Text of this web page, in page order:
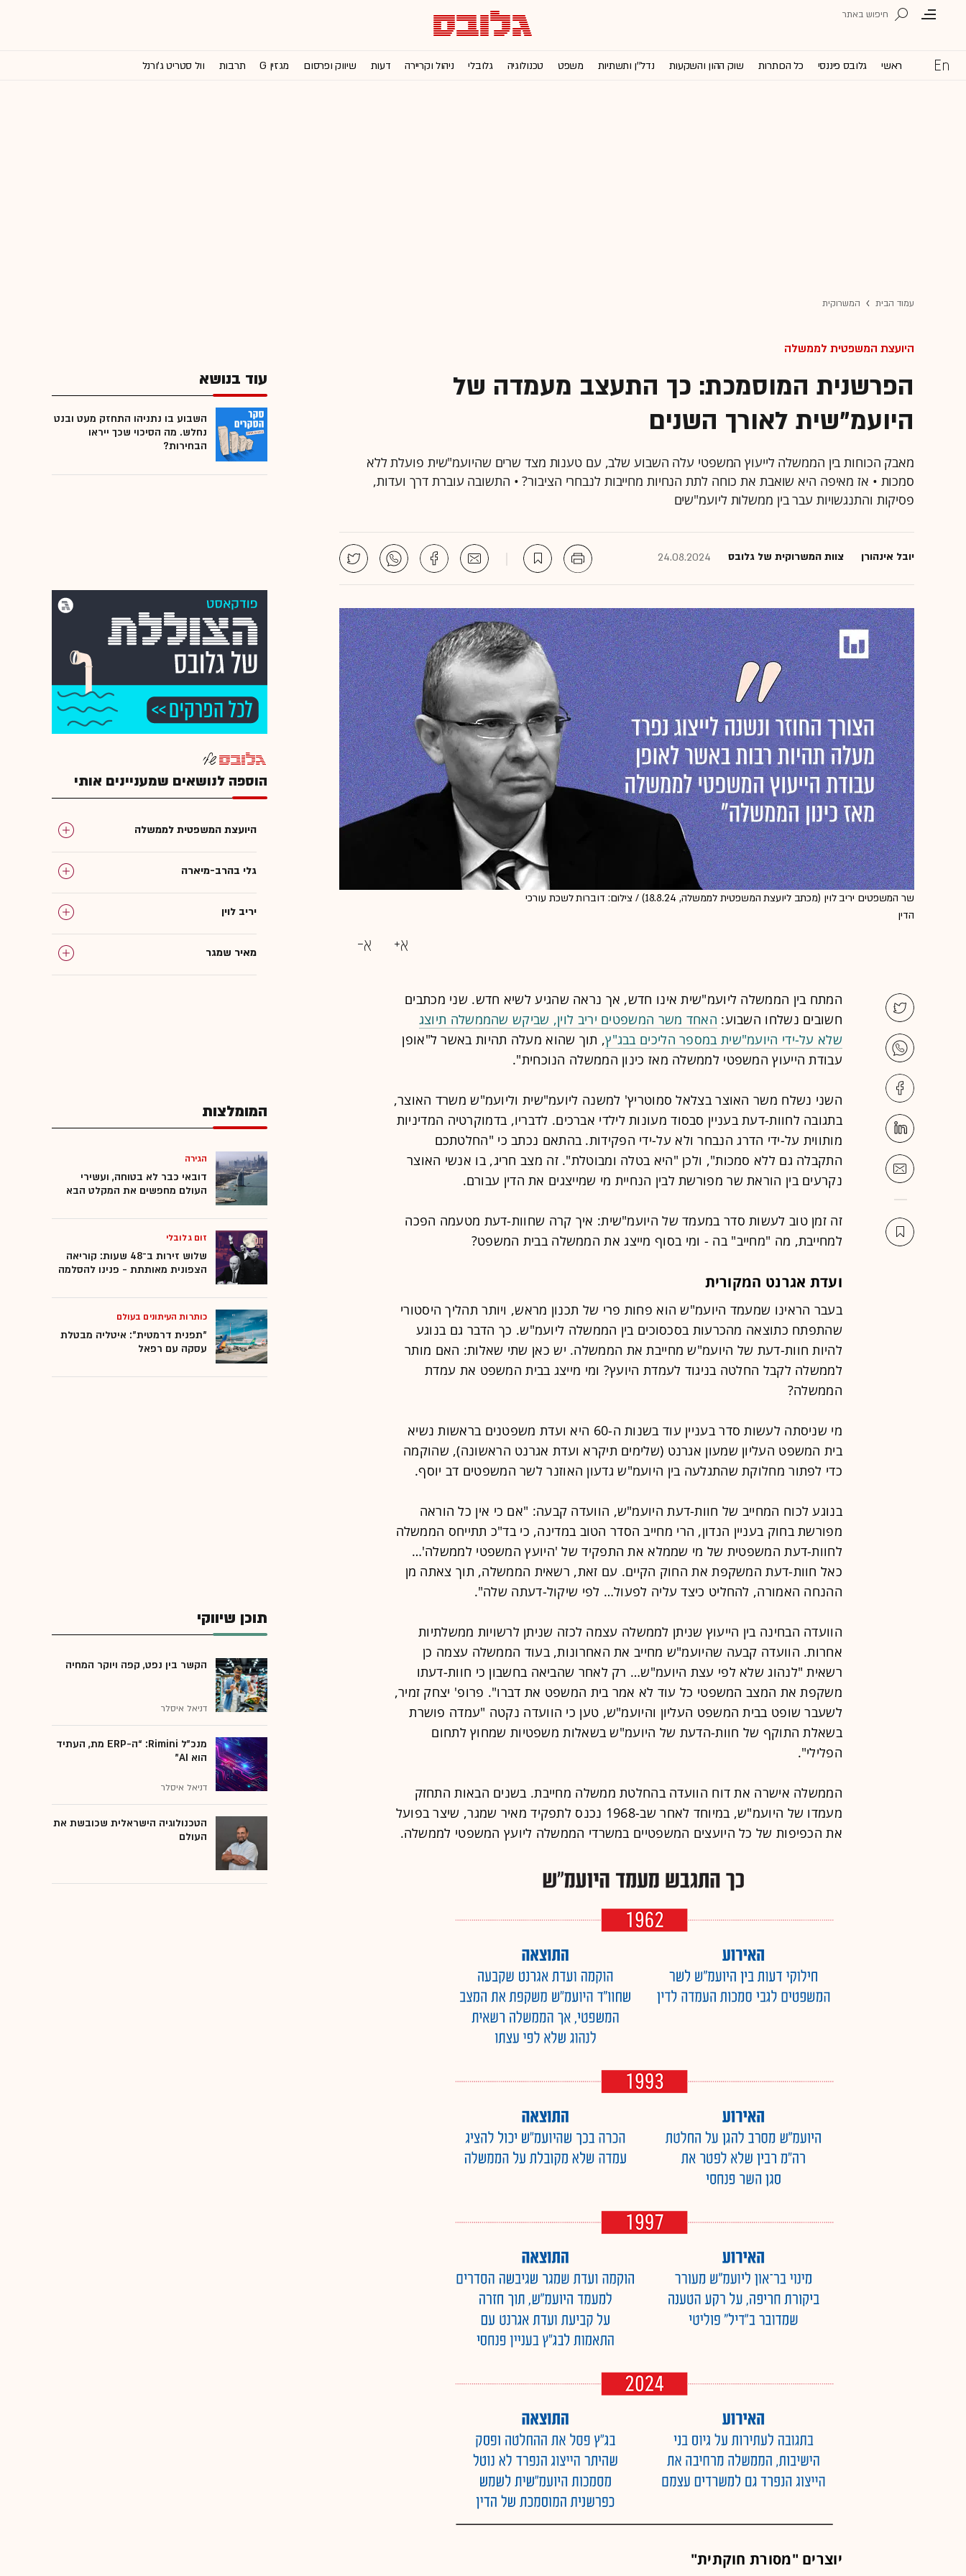
ראשי גלובס פיננסי כל הכותרות שוק ההון והשקעות נדל''ן ותשתיות משפט טכנולוגיה גלובלי ניהול וקריירה דעות שיווק ופרסום מגזין G תרבות וול סטריט ג'ורנל
עמוד הבית המשרוקית
היועצת המשפטית לממשלה
הפרשנית המוסמכת: כך התעצב מעמדה של
היועמ"שית לאורך השנים
מאבק הכוחות בין הממשלה לייעוץ המשפטי עלה השבוע שלב, עם טענות מצד שרים שהיועמ"שית פועלת ללא
סמכות • אז מאיפה היא שואבת את כוחה לתת הנחיות מחייבות לנבחרי הציבור? • התשובה עוברת דרך ועדות,
פסיקות והתנגשויות עבר בין ממשלות ליועמ"שים
יובל אינהורן צוות המשרוקית של גלובס 24.08.2024
שר המשפטים יריב לוין (מכתב ליועצת המשפטית לממשלה, 18.8.24) / צילום: דוברות לשכת עורכי
הדין
המתח בין הממשלה ליועמ"שית אינו חדש, אך נראה שהגיע לשיא חדש. שני מכתבים
חשובים נשלחו השבוע: האחד משר המשפטים יריב לוין, שביקש שהממשלה תיוצג
שלא על-ידי היועמ"שית במספר הליכים בבג"ץ, תוך שהוא מעלה תהיות באשר ל"אופן
עבודת הייעוץ המשפטי לממשלה מאז כינון הממשלה הנוכחית".
השני נשלח משר האוצר בצלאל סמוטריץ' למשנה ליועמ"שית וליועמ"ש משרד האוצר,
בתגובה לחוות-דעת בעניין סבסוד מעונות לילדי אברכים. לדבריו, בדמוקרטיה המדיניות
מותווית על-ידי הדרג הנבחר ולא על-ידי הפקידות. בהתאם נכתב כי "החלטתכם
התקבלה גם ללא סמכות", ולכן "היא בטלה ומבוטלת". זה מצב חריג, בו אנשי האוצר
נקרעים בין הוראת שר מפורשת לבין הנחיית מי שמייצגים את הדין עבורם.
זה זמן טוב לעשות סדר במעמד של היועמ"שית: איך קרה שחוות-דעת מטעמה הפכה
למחייבת, מה "מחייב" בה - ומי בסוף מייצג את הממשלה בבית המשפט?
ועדת אגרנט המקורית
בעבר הראינו שמעמד היועמ"ש הוא פחות פרי של תכנון מראש, ויותר תהליך היסטורי
שהתפתח כתוצאה מהכרעות בסכסוכים בין הממשלה ליועמ"ש. כך הדבר גם בנוגע
להיות חוות-דעת של היועמ"ש מחייבת את הממשלה. יש כאן שתי שאלות: האם מותר
לממשלה לקבל החלטה בניגוד לעמדת היועץ? ומי מייצג בבית המשפט את עמדת
הממשלה?
מי שניסתה לעשות סדר בעניין עוד בשנות ה-60 היא ועדת משפטנים בראשות נשיא
בית המשפט העליון שמעון אגרנט (שלימים תיקרא ועדת אגרנט הראשונה), שהוקמה
כדי לפתור מחלוקת שהתגלעה בין היועמ"ש גדעון האוזנר לשר המשפטים דב יוסף.
בנוגע לכוח המחייב של חוות-דעת היועמ"ש, הוועדה קבעה: "אם כי אין כל הוראה
מפורשת בחוק בעניין הנדון, הרי מחייב הסדר הטוב במדינה, כי בד"כ תתייחס הממשלה
לחוות-דעת המשפטית של מי שממלא את התפקיד של 'היועץ המשפטי לממשלה'…
כאל חוות-דעת המשקפת את החוק הקיים. עם זאת, רשאית הממשלה, תוך צאתה מן
ההנחה האמורה, להחליט כיצד עליה לפעול… לפי שיקול-דעתה שלה".
הוועדה הבחינה בין הייעוץ שניתן לממשלה עצמה לכזה שניתן לרשויות ממשלתיות
אחרות. הוועדה קבעה שהיועמ"ש מחייב את האחרונות, בעוד הממשלה עצמה כן
רשאית "לנהוג שלא לפי עצת היועמ"ש… רק לאחר שהביאה בחשבון כי חוות-דעתו
משקפת את המצב המשפטי כל עוד לא אמר בית המשפט את דברו". פרופ' יצחק זמיר,
לשעבר שופט בבית המשפט העליון והיועמ"ש, טען כי הוועדה נקטה "עמדה פושרת
בשאלת התוקף של חוות-הדעת של היועמ"ש בשאלות משפטיות שמחוץ לתחום
הפלילי".
הממשלה אישרה את דוח הוועדה בהחלטת ממשלה מחייבת. בשנים הבאות התחזק
מעמדו של היועמ"ש, במיוחד לאחר שב-1968 נכנס לתפקיד מאיר שמגר, שיצר בפועל
את הכפיפות של כל היועצים המשפטיים במשרדי הממשלה ליועץ המשפטי לממשלה.
יוצרים "מסורת חוקתית"
עוד בנושא
השבוע בו נתניהו התחזק מעט ובנט
נחלש. מה הסיכוי שכך ייראו
הבחירות?
הוספה לנושאים שמעניינים אותי
היועצת המשפטית לממשלה
גלי בהרב-מיארה
יריב לוין
מאיר שמגר
המומלצות
הגירה
דובאי כבר לא בטוחה, ועשירי
העולם מחפשים את המקלט הבא
זום גלובלי
שלוש זירות ב־48 שעות: קוריאה
הצפונית מאותתת - פנינו להסלמה
כותרות העיתונים בעולם
"תפנית דרמטית": איטליה מבטלת
עסקה עם רפאל
תוכן שיווקי
הקשר בין נפט, קפה ויוקר המחיה
דניאל איסלר
מנכ״ל Rimini: “ה-ERP מת, העתיד
הוא AI"
דניאל איסלר
הטכנולוגיה הישראלית שכובשת את
העולם